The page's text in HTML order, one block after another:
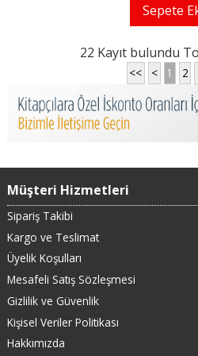
Sepete
22 Kayıt bulundu
<< < 1 2
Müşteri Hizmetleri
Sipariş Takibi
Kargo ve Teslimat
Üyelik Koşulları
Mesafeli Satış Sözleşmesi
Gizlilik ve Güvenlik
Kişisel Veriler Politikası
Hakkımızda